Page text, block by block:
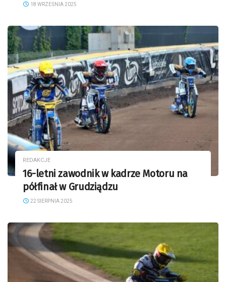
18 WRZEŚNIA 2025
REDAKCJE
16-letni zawodnik w kadrze Motoru na
półfinał w Grudziądzu
22 SIERPNIA 2025